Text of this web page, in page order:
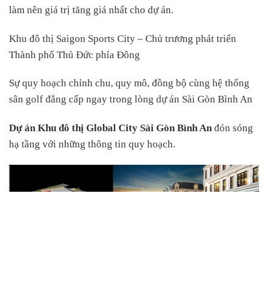
làm nên giá trị tăng giá nhất cho dự án.
Khu đô thị Saigon Sports City – Chủ trương phát triển
Thành phố Thủ Đức phía Đông
Sự quy hoạch chỉnh chu, quy mô, đồng bộ cùng hệ thống
sân golf đẳng cấp ngay trong lòng dự án Sài Gòn Bình An
Dự án Khu đô thị Global City Sài Gòn Bình Anđón sóng
hạ tầng với những thông tin quy hoạch.